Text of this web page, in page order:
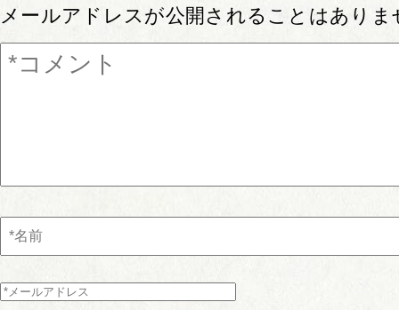
メールアドレスが公開されることはありま